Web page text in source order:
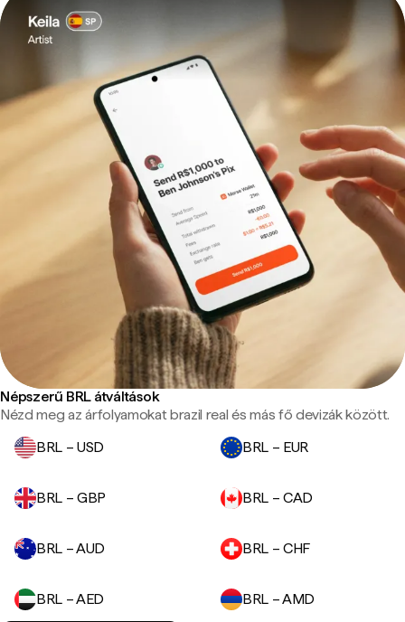
Népszerű BRL átváltások
Nézd meg az árfolyamokat brazil real és más fő devizák között.
BRL – USD
BRL – EUR
BRL – GBP BRL – CAD
BRL – AUD BRL – CHF
BRL – AED
BRL – AMD